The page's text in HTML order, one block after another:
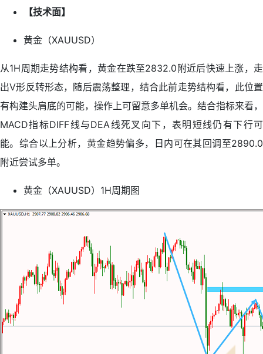
【技术面】
黄金（XAUUSD）
从1H周期走势结构看，黄金在跌至2832.0附近后快速上涨，走
出V形反转形态，随后震荡整理，结合此前走势结构看，此位置
有构建头肩底的可能，操作上可留意多单机会。结合指标来看，
MACD指标DIFF线与DEA线死叉向下，表明短线仍有下行可
能。综合以上分析，黄金趋势偏多，日内可在其回调至2890.0
附近尝试多单。
黄金（XAUUSD）1H周期图